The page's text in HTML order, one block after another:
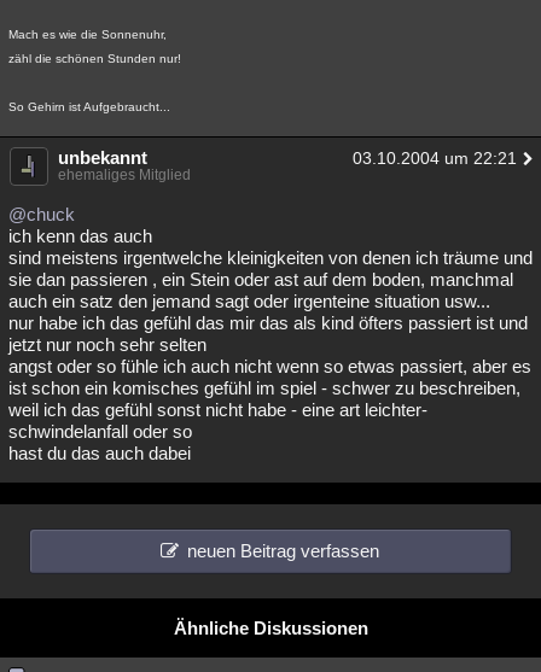
Mach es wie die Sonnenuhr,
zähl die schönen Stunden nur!
So Gehirn ist Aufgebraucht...
unbekannt 03.10.2004 um 22:21
ehemaliges Mitglied
@chuck
ich kenn das auch
sind meistens irgentwelche kleinigkeiten von denen ich träume und
sie dan passieren , ein Stein oder ast auf dem boden, manchmal
auch ein satz den jemand sagt oder irgenteine situation usw...
nur habe ich das gefühl das mir das als kind öfters passiert ist und
jetzt nur noch sehr selten
angst oder so fühle ich auch nicht wenn so etwas passiert, aber es
ist schon ein komisches gefühl im spiel - schwer zu beschreiben,
weil ich das gefühl sonst nicht habe - eine art leichter-
schwindelanfall oder so
hast du das auch dabei
neuen Beitrag verfassen
Ähnliche Diskussionen